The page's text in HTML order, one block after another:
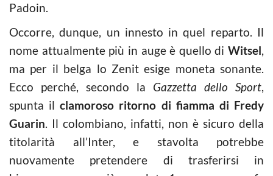
Padoin.
Occorre, dunque, un innesto in quel reparto. Il
nome attualmente più in auge è quello di Witsel,
ma per il belga lo Zenit esige moneta sonante.
Ecco perché, secondo la Gazzetta dello Sport,
spunta ilclamoroso ritorno di fiamma di Fredy
Guarin. Il colombiano, infatti, non è sicuro della
titolarità all’Inter, e stavolta potrebbe
nuovamente pretendere di trasferirsi in